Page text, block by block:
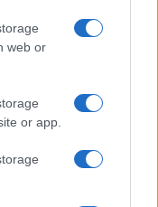
web or
or app.
robos violentos de